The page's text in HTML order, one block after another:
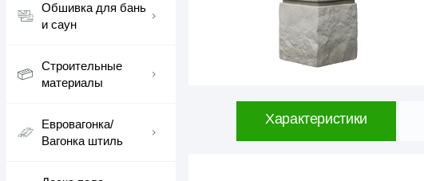
Обшивка для бань
и саун
Строительные
материалы
Евровагонка/
Вагонка штиль
Характеристики